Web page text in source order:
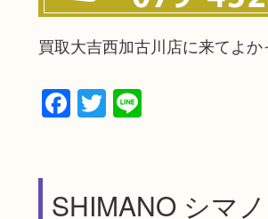
買取大吉西加古川店に来てよ
Facebook
Twitter
Line
SHIMANO シマ